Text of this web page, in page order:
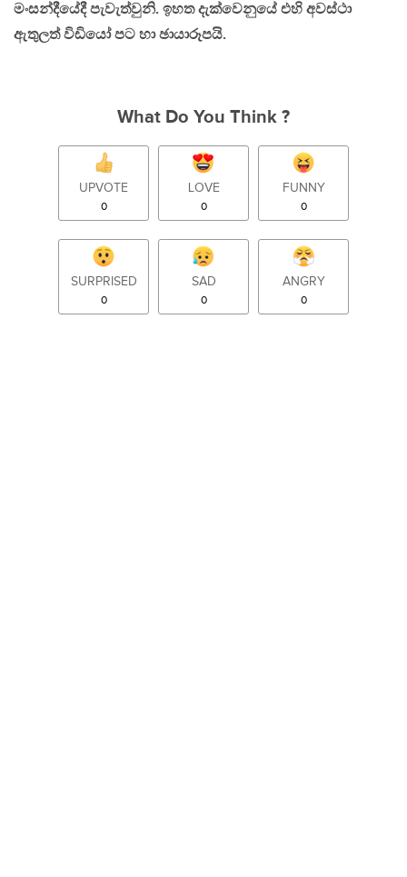
මංසන්දීයේදී පැවැත්වුනි. ඉහත දැක්වෙනුයේ එහි අවස්ථා
ඇතුලත් විඩියෝ පට හා ඡායාරූපයි.
What Do You Think ?
UPVOTE
0
LOVE
0
FUNNY
0
SURPRISED
0
SAD
0
ANGRY
0